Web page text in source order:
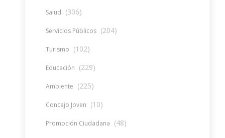
Salud (306)
Servicios Públicos (204)
Turismo (102)
Educación (229)
Ambiente (225)
Concejo Joven (10)
Promoción Ciudadana (48)